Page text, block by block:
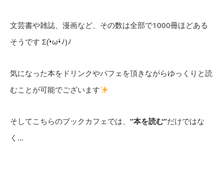
文芸書や雑誌、漫画など、その数は全部で1000冊ほどある
そうです Σ(•̀ω•́ﾉ)ﾉ
気になった本をドリンクやパフェを頂きながらゆっくりと読
むことが可能でございます
そしてこちらのブックカフェでは、 “本を読む”だけではな
く…